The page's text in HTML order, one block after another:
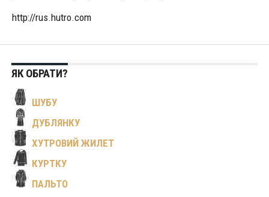
http://rus.hutro.com
ЯК ОБРАТИ?
ШУБУ
ДУБЛЯНКУ
ХУТРОВИЙ ЖИЛЕТ
КУРТКУ
ПАЛЬТО